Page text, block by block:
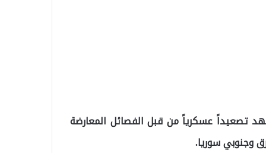
تصعيداً عسكرياً من قبل الفصائل المعارضة
وجنوبي سوريا.